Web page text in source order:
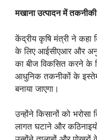
मखाना उत्पादन में
केंद्रीय कृषि मंत्री ने कहा
के लिए आईसीएआर और
का बीज विकसित करने के
आधुनिक तकनीकों के
बनाया जाएगा।
उन्होंने किसानों को भरोसा
लागत घटाने और